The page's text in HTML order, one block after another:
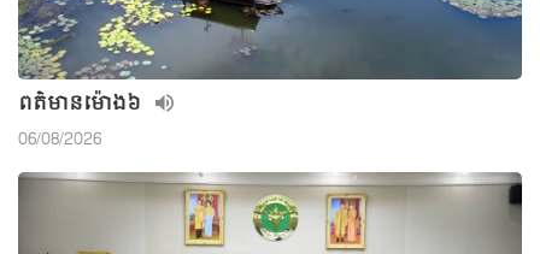
ពត៌មាន​ម៉ោង៦
06/08/2026